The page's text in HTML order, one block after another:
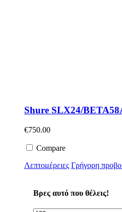
Shure SLX24/
€750.00
Compare
Λεπτομέρειες Γρήγορη
Βρες αυτό που θέλεις!